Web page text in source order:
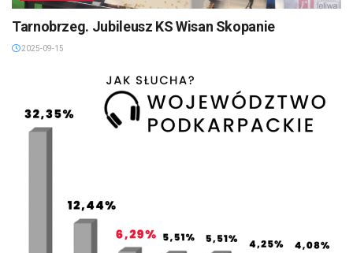
Tarnobrzeg. Jubileusz KS Wisan Skopanie
2025-09-15